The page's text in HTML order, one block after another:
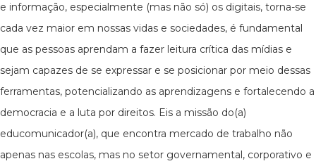
e informação, especialmente (mas não só) os digitais, torna-se
cada vez maior em nossas vidas e sociedades, é fundamental
que as pessoas aprendam a fazer leitura crítica das mídias e
sejam capazes de se expressar e se posicionar por meio dessas
ferramentas, potencializando as aprendizagens e fortalecendo a
democracia e a luta por direitos. Eis a missão do(a)
educomunicador(a), que encontra mercado de trabalho não
apenas nas escolas, mas no setor governamental, corporativo e